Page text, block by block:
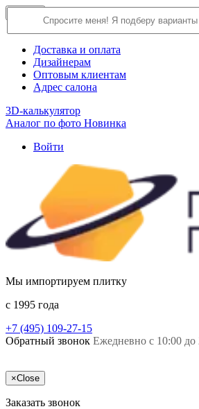
О компании
Доставка и оплата
Дизайнерам
Оптовым клиентам
Адрес салона
3D-калькулятор
Аналог по фото Новинка
Войти
Мы импортируем плитку
c 1995 года
+7 (495) 109-27-15
Обратный звонок Ежедневно с 10:00 до
×Close
Заказать звонок